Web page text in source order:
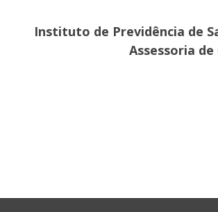
Instituto de Previdência de
Assessoria